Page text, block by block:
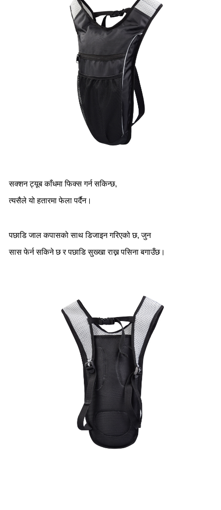
सक्शन ट्यूब काँधमा फिक्स गर्न सकिन्छ,
त्यसैले यो हतारमा फेला पर्दैन।
पछाडि जाल कपासको साथ डिजाइन गरिएको छ, जुन
सास फेर्न सकिने छ र पछाडि सुख्खा राख्न पसिना बगाउँछ।